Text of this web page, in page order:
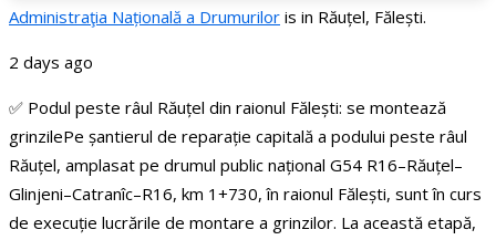
Administraţia Națională a Drumurilor is in Răuțel, Fălești.
2 days ago
✅ Podul peste râul Răuțel din raionul Fălești: se montează
grinzilePe șantierul de reparație capitală a podului peste râul
Răuțel, amplasat pe drumul public național G54 R16–Răuțel–
Glinjeni–Catranîc–R16, km 1+730, în raionul Fălești, sunt în curs
de execuție lucrările de montare a grinzilor. La această etapă,